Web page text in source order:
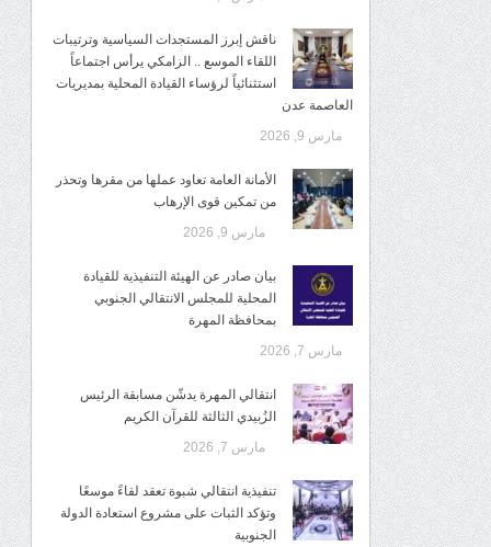
ناقش إبرز المستجدات السياسية وترتيبات
اللقاء الموسع .. الزامكي يرأس اجتماعاً
استثنائياً لرؤساء القيادة المحلية بمديريات
العاصمة عدن
مارس 9, 2026
الأمانة العامة تعاود عملها من مقرها وتحذر
من تمكين قوى الإرهاب
مارس 9, 2026
بيان صادر عن الهيئة التنفيذية للقيادة
المحلية للمجلس الانتقالي الجنوبي
بمحافظة المهرة
مارس 7, 2026
انتقالي المهرة يدشّن مسابقة الرئيس
الزُبيدي الثالثة للقرآن الكريم
مارس 7, 2026
تنفيذية انتقالي شبوة تعقد لقاءً موسعًا
وتؤكد الثبات على مشروع استعادة الدولة
الجنوبية